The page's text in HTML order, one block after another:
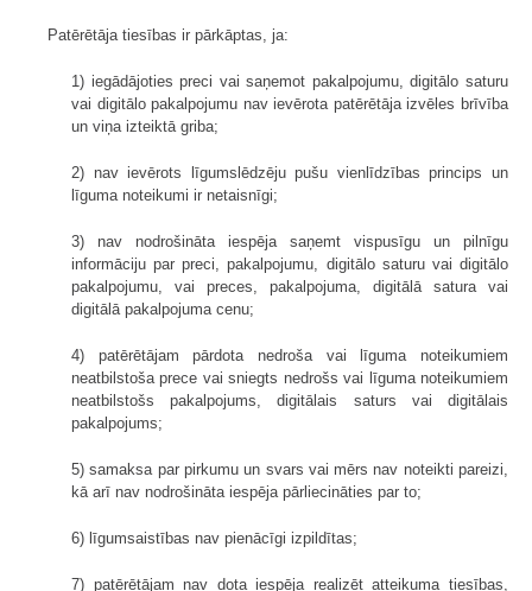
Patērētāja tiesības ir pārkāptas, ja:
1) iegādājoties preci vai saņemot pakalpojumu, digitālo saturu
vai digitālo pakalpojumu nav ievērota patērētāja izvēles brīvība
un viņa izteiktā griba;
2) nav ievērots līgumslēdzēju pušu vienlīdzības princips un
līguma noteikumi ir netaisnīgi;
3) nav nodrošināta iespēja saņemt vispusīgu un pilnīgu
informāciju par preci, pakalpojumu, digitālo saturu vai digitālo
pakalpojumu, vai preces, pakalpojuma, digitālā satura vai
digitālā pakalpojuma cenu;
4) patērētājam pārdota nedroša vai līguma noteikumiem
neatbilstoša prece vai sniegts nedrošs vai līguma noteikumiem
neatbilstošs pakalpojums, digitālais saturs vai digitālais
pakalpojums;
5) samaksa par pirkumu un svars vai mērs nav noteikti pareizi,
kā arī nav nodrošināta iespēja pārliecināties par to;
6) līgumsaistības nav pienācīgi izpildītas;
7) patērētājam nav dota iespēja realizēt atteikuma tiesības,